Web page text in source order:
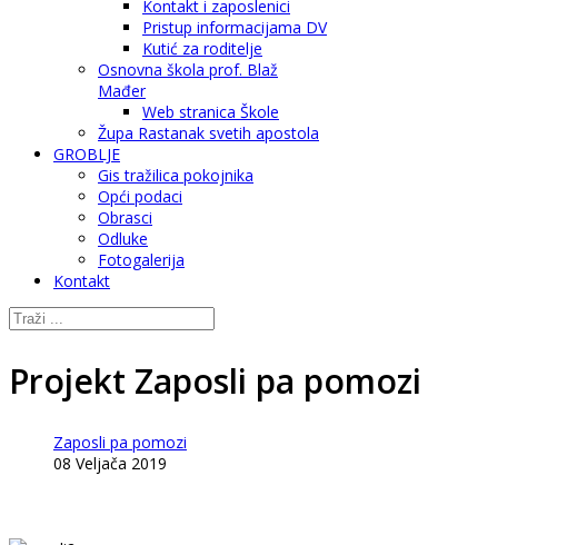
Kontakt i zaposlenici
Pristup informacijama DV
Kutić za roditelje
Osnovna škola prof. Blaž
Mađer
Web stranica Škole
Župa Rastanak svetih apostola
GROBLJE
Gis tražilica pokojnika
Opći podaci
Obrasci
Odluke
Fotogalerija
Kontakt
Projekt Zaposli pa pomozi
Zaposli pa pomozi
08 Veljača 2019